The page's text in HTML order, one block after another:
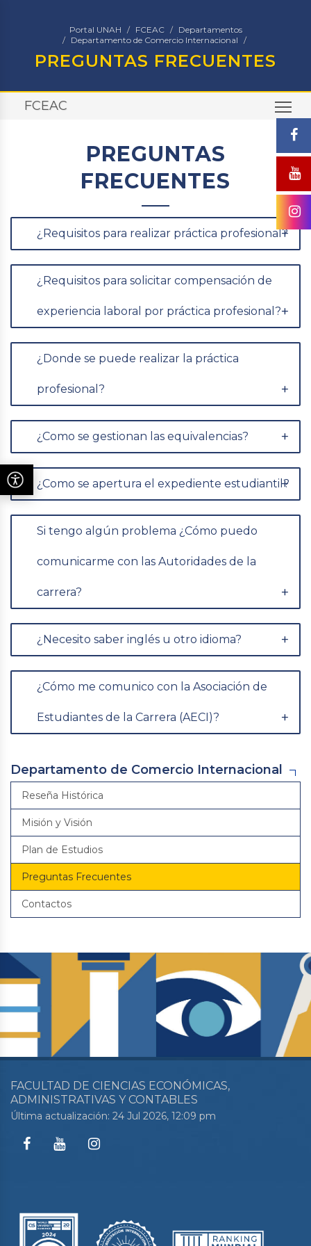
Portal UNAH FCEAC
Departamentos
Departamento de Comercio Internacional
PREGUNTAS FRECUENTES
FCEAC
PREGUNTAS
FRECUENTES
¿Requisitos para realizar práctica profesional?
¿Requisitos para solicitar compensación de
experiencia laboral por práctica profesional?
¿Donde se puede realizar la práctica
profesional?
¿Como se gestionan las equivalencias?
¿Como se apertura el expediente estudiantil?
Si tengo algún problema ¿Cómo puedo
comunicarme con las Autoridades de la
carrera?
¿Necesito saber inglés u otro idioma?
¿Cómo me comunico con la Asociación de
Estudiantes de la Carrera (AECI)?
Departamento de Comercio Internacional
Reseña Histórica
Misión y Visión
Plan de Estudios
Preguntas Frecuentes
Contactos
FACULTAD DE CIENCIAS ECONÓMICAS,
ADMINISTRATIVAS Y CONTABLES
Última actualización: 24 Jul 2026, 12:09 pm